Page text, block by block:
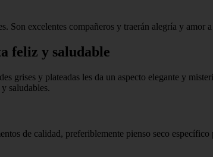
Son excelentes compañeros y traerán alegría y amor
feliz y saludable
grises y plateadas les da un aspecto elegante y
saludables.
de calidad, preferiblemente pienso seco